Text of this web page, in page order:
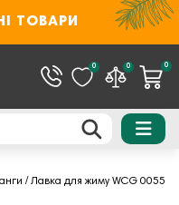
ТОВАРИ
0 0 0
Лавка для жиму WCG 0055